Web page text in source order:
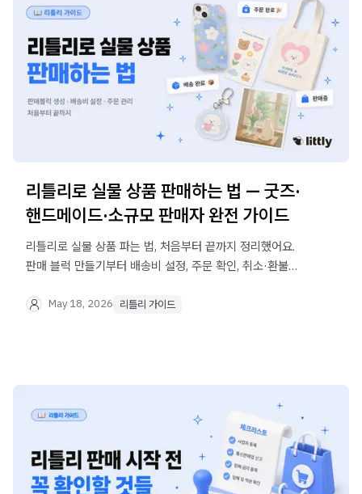
리틀리로 실물 상품 판매하는 법 — 굿즈·
핸드메이드·소규모 판매자 완전 가이드
리틀리로 실물 상품 파는 법, 처음부터 끝까지 정리했어요.
판매 블럭 만들기부터 배송비 설정, 주문 확인, 취소·환불
May 18, 2026 리틀리 가이드